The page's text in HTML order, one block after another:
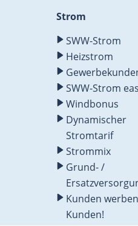
Strom
SWW-Strom
Heizstrom
SWW-Strom
Windbonus
Dynamischer
Stromtarif
Strommix
Grund- /
Kunden werben
Kunden!